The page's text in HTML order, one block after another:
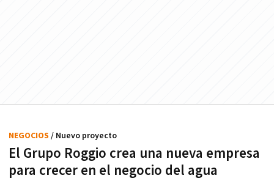
El Grupo Roggio crea una nueva empresa
para crecer en el negocio del agua
NEGOCIOS / Nuevo proyecto